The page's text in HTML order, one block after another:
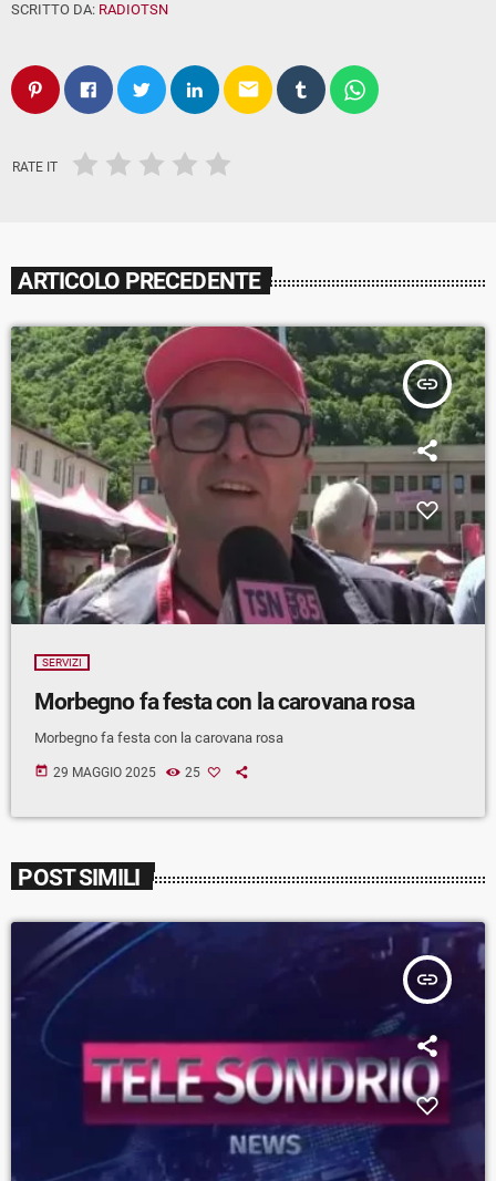
SCRITTO DA: RADIOTSN
email
RATE IT
ARTICOLO PRECEDENTE
insert_link
SERVIZI
Morbegno fa festa con la carovana rosa
Morbegno fa festa con la carovana rosa
today 29 MAGGIO 2025 25
POST SIMILI
insert_link